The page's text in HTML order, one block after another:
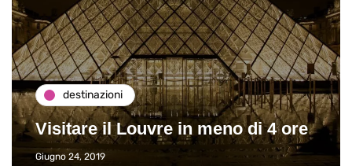
destinazioni
Visitare il Louvre in meno di 4 ore
Giugno 24, 2019